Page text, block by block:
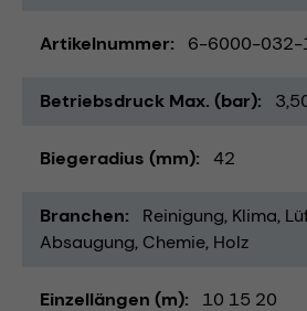
Artikelnummer 6-6000-032-
Betriebsdruck Max. (bar)
Biegeradius (mm) 42
Branchen Reinigung Klima,
Absaugung Chemie Holz
Einzellängen (m) 10 15 20